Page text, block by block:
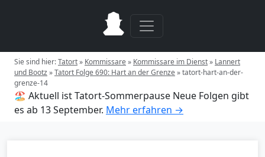
Sie sind hier:Tatort» Kommissare» Kommissare im Dienst» Lannert
und Bootz»Tatort Folge 690: Hart an der Grenze»tatort-hart-an-der-
grenze-14
🏖️ Aktuell ist Tatort-Sommerpause Neue Folgen gibt
es ab 13 September. Mehr erfahren →